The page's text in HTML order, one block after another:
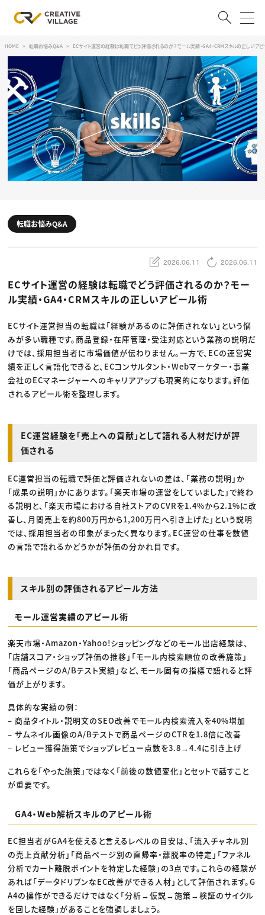
ログイン 会員登録
RECRUIT
クリエイター求人を探す
CREATIVE JOB求人検索
特集求人
採用説明会
スキルアップしたい！
デザイン
編集・ライティング
マーケティング
ディレクション
業界解説・キャリア事情
TOP Creator’s コラム
Webクリエイター
アプリクリエイター
ゲームクリエイター
映像クリエイター
クリエイターインタビュー
C＆R Magazine
セミナー
ニュース・トレンド トップ
Web
映像
ゲーム・エンタメ
広告
出版
CREATIVE VILLAGEからのお知らせ
HOME 転職お悩みQ&A ECサイト運営の経験は転職でどう評価されるのか？モール実績・GA4・CRMスキルの正しいアピ
転職お悩みQ&A
2026.06.11 2026.06.11
ECサイト運営の経験は転職でどう評価されるのか？モー
ル実績・GA4・CRMスキルの正しいアピール術
ECサイト運営担当の転職は「経験があるのに評価されない」という悩
みが多い職種です。商品登録・在庫管理・受注対応という業務の説明だ
けでは、採用担当者に市場価値が伝わりません。一方で、ECの運営実
績を正しく言語化できると、ECコンサルタント・Webマーケター・事業
会社のECマネージャーへのキャリアアップも現実的になります。評価
されるアピール術を整理します。
EC運営経験を「売上への貢献」として語れる人材だけが評
価される
EC運営担当の転職で評価と評価されないの差は、「業務の説明」か
「成果の説明」かにあります。「楽天市場の運営をしていました」で終わ
る説明と、「楽天市場における自社ストアのCVRを1.4%から2.1%に改
善し、月間売上を約800万円から1,200万円へ引き上げた」という説明
では、採用担当者の印象がまったく異なります。EC運営の仕事を数値
の言語で語れるかどうかが評価の分かれ目です。
スキル別の評価されるアピール方法
モール運営実績のアピール術
楽天市場・Amazon・Yahoo!ショッピングなどのモール出店経験は、
「店舗スコア・ショップ評価の推移」「モール内検索順位の改善施策」
「商品ページのA/Bテスト実績」など、モール固有の指標で語れると評
価が上がります。
具体的な実績の例：
– 商品タイトル・説明文のSEO改善でモール内検索流入を40%増加
– サムネイル画像のA/Bテストで商品ページのCTRを1.8倍に改善
– レビュー獲得施策でショップレビュー点数を3.8→4.4に引き上げ
これらを「やった施策」ではなく「前後の数値変化」とセットで話すこと
が重要です。
GA4・Web解析スキルのアピール術
EC担当者がGA4を使えると言えるレベルの目安は、「流入チャネル別
の売上貢献分析」「商品ページ別の直帰率・離脱率の特定」「ファネル
分析でカート離脱ポイントを特定した経験」の3点です。これらの経験が
あれば「データドリブンなEC改善ができる人材」として評価されます。G
A4の操作ができるだけではなく「分析→仮説→施策→検証のサイクル
を回した経験」があることを強調しましょう。